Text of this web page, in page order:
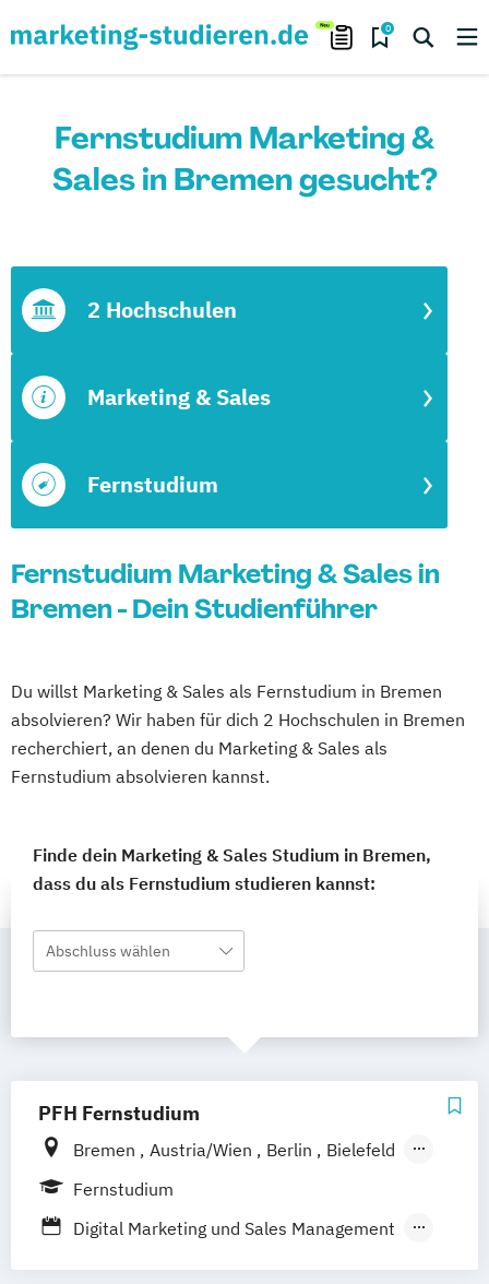
0
Fernstudium Marketing &
Sales in Bremen gesucht?
Fernstudium
Marketing & Sales
2 Hochschulen
Fernstudium Marketing & Sales in
Bremen - Dein Studienführer
Du willst Marketing & Sales als Fernstudium in Bremen
absolvieren? Wir haben für dich 2 Hochschulen in Bremen
recherchiert, an denen du Marketing & Sales als
Fernstudium absolvieren kannst.
Finde dein Marketing & Sales Studium in Bremen,
dass du als Fernstudium studieren kannst:
Abschluss wählen
PFH Fernstudium
Bremen Austria/Wien Berlin
Bielefeld
Dortmund
Hamburg Hannover
Kaiserslautern/Kusel Kiel Leipzig
Fernstudium
Digital Marketing und Sales Management